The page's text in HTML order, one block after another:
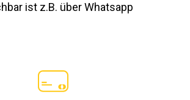
ist z.B. über Whatsapp